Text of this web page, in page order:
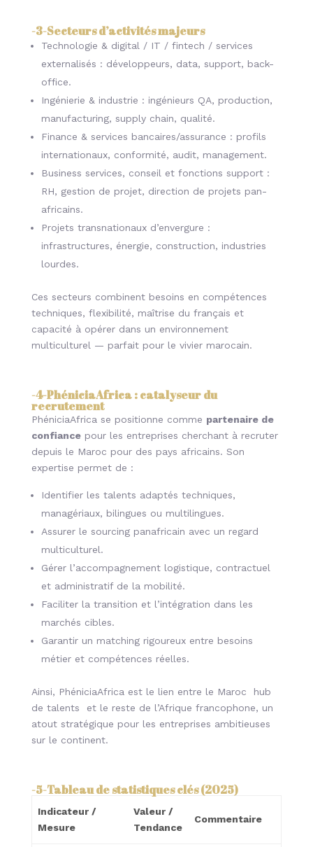
-3-Secteurs d’activités majeurs
Technologie & digital / IT / fintech / services
externalisés : développeurs, data, support, back-
office.
Ingénierie & industrie : ingénieurs QA, production,
manufacturing, supply chain, qualité.
Finance & services bancaires/assurance : profils
internationaux, conformité, audit, management.
Business services, conseil et fonctions support :
RH, gestion de projet, direction de projets pan-
africains.
Projets transnationaux d’envergure :
infrastructures, énergie, construction, industries
lourdes.
Ces secteurs combinent besoins en compétences
techniques, flexibilité, maîtrise du français et
capacité à opérer dans un environnement
multiculturel — parfait pour le vivier marocain.
-4-PhéniciaAfrica : catalyseur du
recrutement
PhéniciaAfrica se positionne comme partenaire de
confiancepour les entreprises cherchant à recruter
depuis le Maroc pour des pays africains. Son
expertise permet de :
Identifier les talents adaptés techniques,
managériaux, bilingues ou multilingues.
Assurer le sourcing panafricain avec un regard
multiculturel.
Gérer l’accompagnement logistique, contractuel
et administratif de la mobilité.
Faciliter la transition et l’intégration dans les
marchés cibles.
Garantir un matching rigoureux entre besoins
métier et compétences réelles.
Ainsi, PhéniciaAfrica est le lien entre le Maroc hub
de talents et le reste de l’Afrique francophone, un
atout stratégique pour les entreprises ambitieuses
sur le continent.
-5-Tableau de statistiques clés(2025)
Indicateur /
Mesure
Valeur /
Tendance
Commentaire